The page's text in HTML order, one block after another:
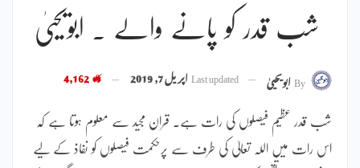
شب قدر کو پانے والے ۔ ابویحییٰ
Byابویحییٰ Last updatedاپریل 7, 2019
شب قدر عظیم فیصلوں کی رات ہے۔ قران مجید سے معلوم ہوتا ہے کہ
اس رات میں اللہ تعالیٰ کی طرف سے پرحکمت فیصلوں کو نفاذ کے لیے